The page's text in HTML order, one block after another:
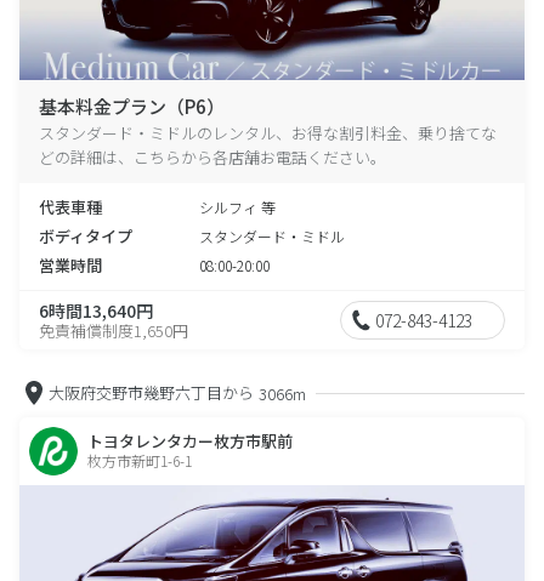
基本料金プラン（P6）
スタンダード・ミドルのレンタル、お得な割引料金、乗り捨てな
どの詳細は、こちらから各店舗お電話ください。
代表車種 シルフィ 等
ボディタイプ スタンダード・ミドル
営業時間 08:00-20:00
6時間13,640円
免責補償制度1,650円 072-843-4123
大阪府交野市幾野六丁目から 3066m
トヨタレンタカー枚方市駅前
枚方市新町1-6-1